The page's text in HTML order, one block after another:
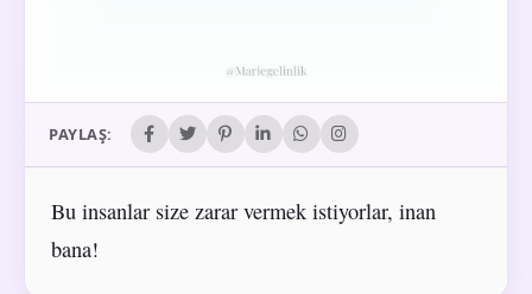
PAYLAŞ:
Bu insanlar size zarar vermek istiyorlar, inan
bana!